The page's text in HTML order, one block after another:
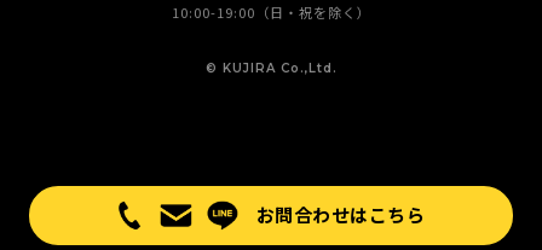
お問合わせはこちら
10:00-19:00（日・祝を除く）
©︎ KUJIRA Co.,Ltd.